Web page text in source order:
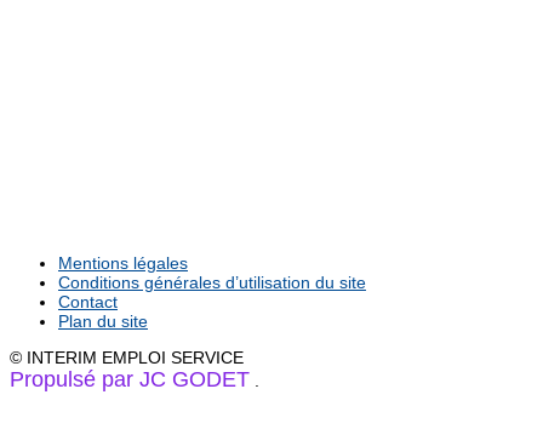
Mentions légales
Conditions générales d’utilisation du site
Contact
Plan du site
© INTERIM EMPLOI SERVICE
Propulsé par JC GODET